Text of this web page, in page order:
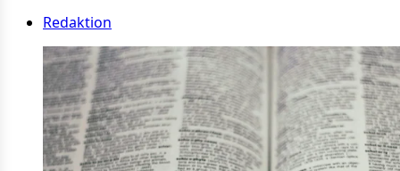
Redaktion